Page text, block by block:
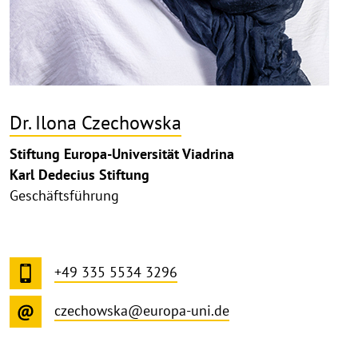
Dr. Ilona Czechowska
Stiftung Europa-Universität Viadrina
Karl Dedecius Stiftung
Geschäftsführung
+49 335 5534 3296
czechowska@europa-uni.de